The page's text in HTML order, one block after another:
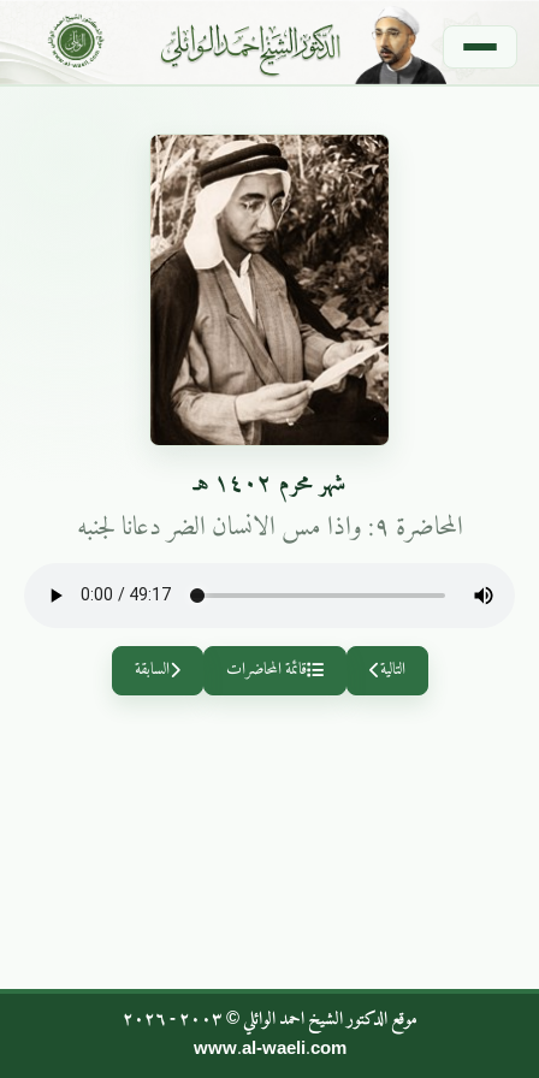
شهر محرم ١٤٠٢ هـ
المحاضرة ٩: واذا مس الانسان الضر دعانا لجنبه
التالية قائمة المحاضرات السابقة
موقع الدكتور الشيخ احمد الوائلي © ٢٠٠٣ - ٢٠٢٦
www.al-waeli.com